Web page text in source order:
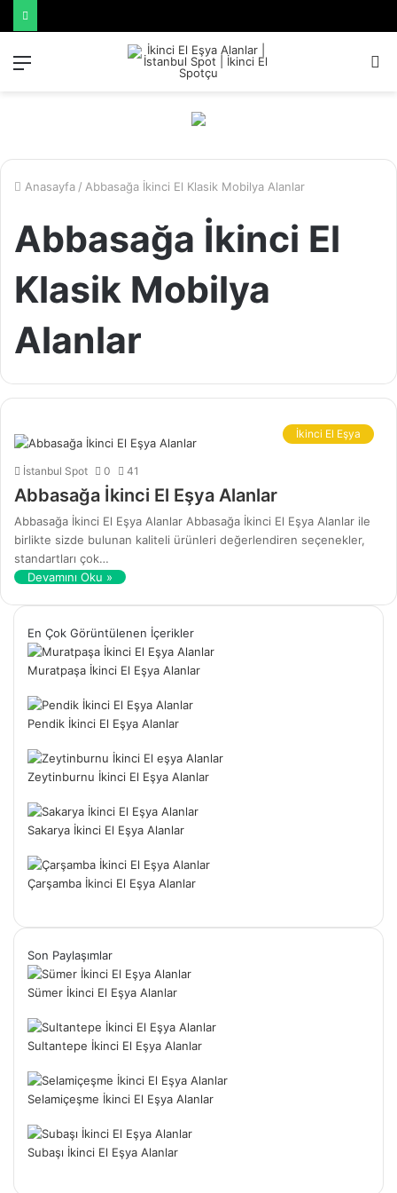
Anasayfa / Abbasağa İkinci El Klasik Mobilya Alanlar
Abbasağa İkinci El
Klasik Mobilya
Alanlar
İkinci El Eşya
İstanbul Spot 0 41
Abbasağa İkinci El Eşya Alanlar
Abbasağa İkinci El Eşya Alanlar Abbasağa İkinci El Eşya Alanlar ile
birlikte sizde bulunan kaliteli ürünleri değerlendiren seçenekler,
standartları çok…
Devamını Oku »
En Çok Görüntülenen İçerikler
Muratpaşa İkinci El Eşya Alanlar
Pendik İkinci El Eşya Alanlar
Zeytinburnu İkinci El Eşya Alanlar
Sakarya İkinci El Eşya Alanlar
Çarşamba İkinci El Eşya Alanlar
Son Paylaşımlar
Sümer İkinci El Eşya Alanlar
Sultantepe İkinci El Eşya Alanlar
Selamiçeşme İkinci El Eşya Alanlar
Subaşı İkinci El Eşya Alanlar